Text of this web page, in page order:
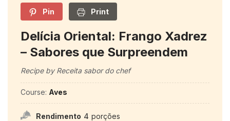
Pin Print
Delícia Oriental: Frango Xadrez
– Sabores que Surpreendem
Recipe by Receita sabor do chef
Course: Aves
Rendimento 4 porções